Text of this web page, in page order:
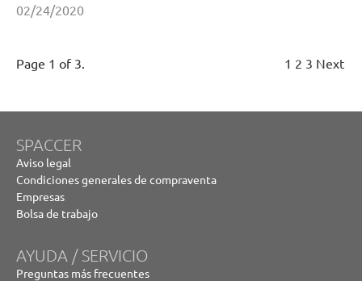
02/24/2020
Page 1 of 3. 1 2 3 Next
SPACCER
Aviso legal
Condiciones generales de compraventa
Empresas
Bolsa de trabajo
AYUDA / SERVICIO
Preguntas más frecuentes